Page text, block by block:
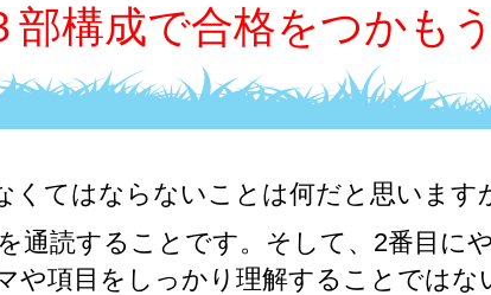
構成で合格をつかもう
てはならないことは何だと思います
通読することです。そして、2番目に
や項目をしっかり理解することではな